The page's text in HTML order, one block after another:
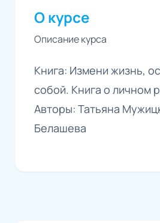
О курсе
Описание курса
Книга: Измени жизнь,
собой. Книга о личном
Авторы: Татьяна
Белашева